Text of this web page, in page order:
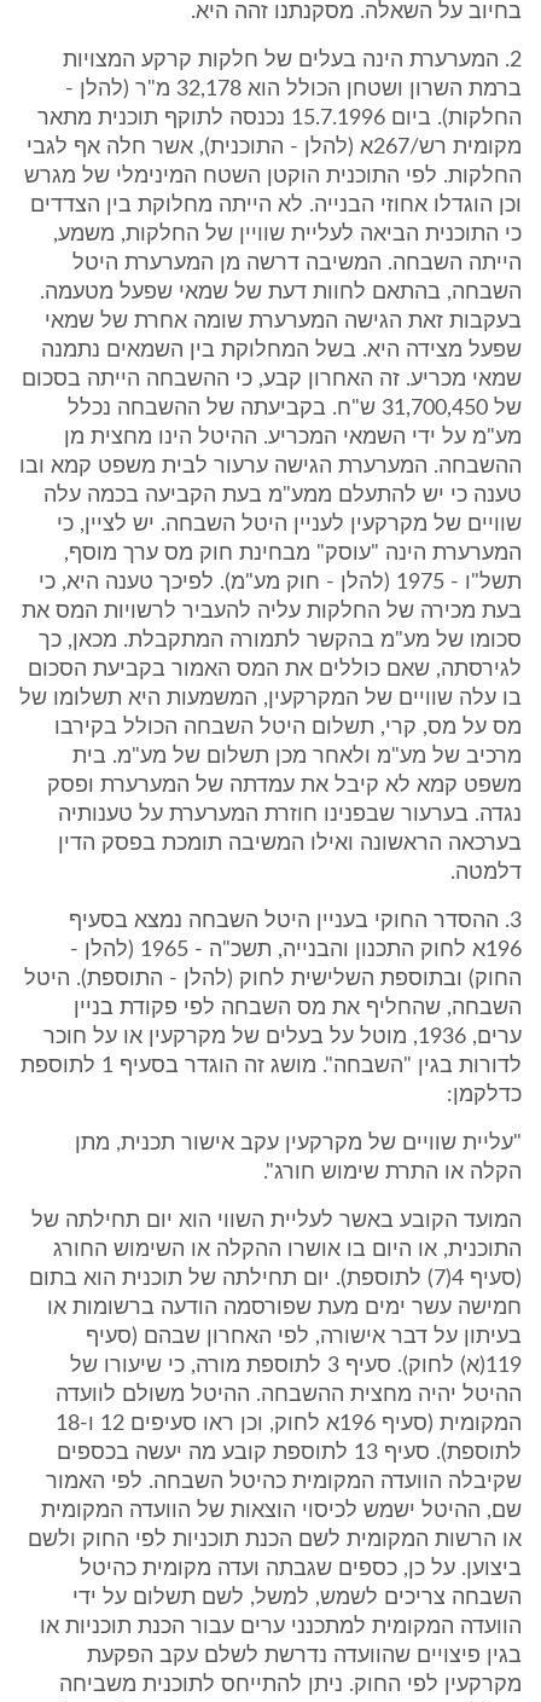
בחיוב על השאלה. מסקנתנו זהה היא.
2. המערערת הינה בעלים של חלקות קרקע המצויות
ברמת השרון ושטחן הכולל הוא 32,178 מ"ר (להלן -
החלקות). ביום 15.7.1996 נכנסה לתוקף תוכנית מתאר
מקומית רש/267א (להלן - התוכנית), אשר חלה אף לגבי
החלקות. לפי התוכנית הוקטן השטח המינימלי של מגרש
וכן הוגדלו אחוזי הבנייה. לא הייתה מחלוקת בין הצדדים
כי התוכנית הביאה לעליית שוויין של החלקות, משמע,
הייתה השבחה. המשיבה דרשה מן המערערת היטל
השבחה, בהתאם לחוות דעת של שמאי שפעל מטעמה.
בעקבות זאת הגישה המערערת שומה אחרת של שמאי
שפעל מצידה היא. בשל המחלוקת בין השמאים נתמנה
שמאי מכריע. זה האחרון קבע, כי ההשבחה הייתה בסכום
של 31,700,450 ש"ח. בקביעתה של ההשבחה נכלל
מע"מ על ידי השמאי המכריע. ההיטל הינו מחצית מן
ההשבחה. המערערת הגישה ערעור לבית משפט קמא ובו
טענה כי יש להתעלם ממע"מ בעת הקביעה בכמה עלה
שוויים של מקרקעין לעניין היטל השבחה. יש לציין, כי
המערערת הינה "עוסק" מבחינת חוק מס ערך מוסף,
תשל"ו - 1975 (להלן - חוק מע"מ). לפיכך טענה היא, כי
בעת מכירה של החלקות עליה להעביר לרשויות המס את
סכומו של מע"מ בהקשר לתמורה המתקבלת. מכאן, כך
לגירסתה, שאם כוללים את המס האמור בקביעת הסכום
בו עלה שוויים של המקרקעין, המשמעות היא תשלומו של
מס על מס, קרי, תשלום היטל השבחה הכולל בקירבו
מרכיב של מע"מ ולאחר מכן תשלום של מע"מ. בית
משפט קמא לא קיבל את עמדתה של המערערת ופסק
נגדה. בערעור שבפנינו חוזרת המערערת על טענותיה
בערכאה הראשונה ואילו המשיבה תומכת בפסק הדין
דלמטה.
3. ההסדר החוקי בעניין היטל השבחה נמצא בסעיף
196א לחוק התכנון והבנייה, תשכ"ה - 1965 (להלן -
החוק) ובתוספת השלישית לחוק (להלן - התוספת). היטל
השבחה, שהחליף את מס השבחה לפי פקודת בניין
ערים, 1936, מוטל על בעלים של מקרקעין או על חוכר
לדורות בגין "השבחה". מושג זה הוגדר בסעיף 1 לתוספת
כדלקמן:
"עליית שוויים של מקרקעין עקב אישור תכנית, מתן
הקלה או התרת שימוש חורג".
המועד הקובע באשר לעליית השווי הוא יום תחילתה של
התוכנית, או היום בו אושרו ההקלה או השימוש החורג
(סעיף 4(7) לתוספת). יום תחילתה של תוכנית הוא בתום
חמישה עשר ימים מעת שפורסמה הודעה ברשומות או
בעיתון על דבר אישורה, לפי האחרון שבהם (סעיף
119(א) לחוק). סעיף 3 לתוספת מורה, כי שיעורו של
ההיטל יהיה מחצית ההשבחה. ההיטל משולם לוועדה
המקומית (סעיף 196א לחוק, וכן ראו סעיפים 12 ו-18
לתוספת). סעיף 13 לתוספת קובע מה יעשה בכספים
שקיבלה הוועדה המקומית כהיטל השבחה. לפי האמור
שם, ההיטל ישמש לכיסוי הוצאות של הוועדה המקומית
או הרשות המקומית לשם הכנת תוכניות לפי החוק ולשם
ביצוען. על כן, כספים שגבתה ועדה מקומית כהיטל
השבחה צריכים לשמש, למשל, לשם תשלום על ידי
הוועדה המקומית למתכנני ערים עבור הכנת תוכניות או
בגין פיצויים שהוועדה נדרשת לשלם עקב הפקעת
מקרקעין לפי החוק. ניתן להתייחס לתוכנית משביחה